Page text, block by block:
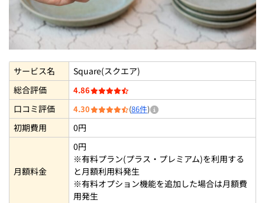
全東信からSquare(スクエア)に乗り換える際に決済端末は
交換してもらえる？
全東信とSquare(スクエア)で決済手数料が高いのはどっ
ち？
Square(スクエア)の即時入金サービスの費用は？
2026年7月の全東信の破産はSquare(スクエア)に影響はあ
る？
まとめ：全東信からSquare(スクエア)に乗り換える方法
まとめ【最短当日導入！】
サービス名
Square(スクエア)
総合評価
4.86
口コミ評価 4.30 (86件)
初期費用 0円
月額料金
0円
※有料プラン(プラス・プレミアム)を利用する
と月額利用料発生
※有料オプション機能を追加した場合は月額費
用発生